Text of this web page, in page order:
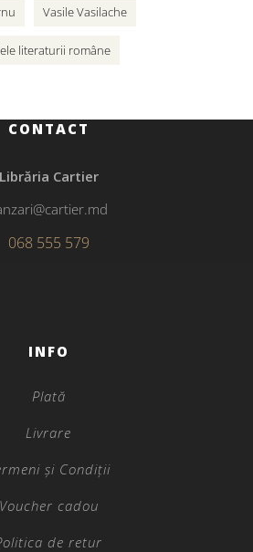
Vasile Vasilache
literaturii române
CONTACT
Librăria Cartier
068 555 579
INFO
Plată
Livrare
și Condiții
Voucher cadou
de retur